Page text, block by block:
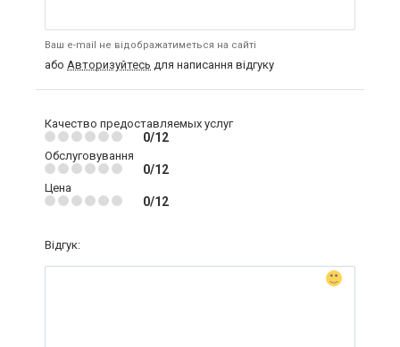
Ваш e-mail не відображатиметься на сайті
або Авторизуйтесь для написання відгуку
Качество предоставляемых услуг
0/12
Обслуговування
0/12
Цена
0/12
Відгук: